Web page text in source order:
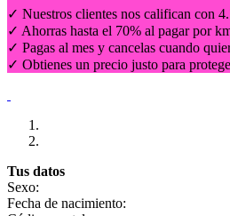
✓ Nuestros clientes nos califican con
✓ Ahorras hasta el 70% al pagar por
✓ Pagas al mes y cancelas cuando
✓ Obtienes un precio justo para
Tus datos
Sexo:
Fecha de nacimiento: